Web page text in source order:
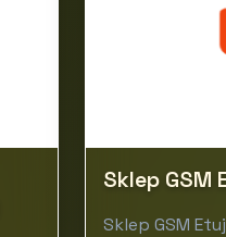
Sklep GSM
Sklep GSM